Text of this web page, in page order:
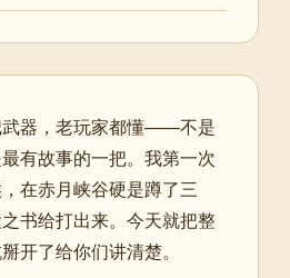
武器，老玩家都懂——不是
有故事的一把。我第一次
在赤月峡谷硬是蹲了三
书给打出来。今天就把整
开了给你们讲清楚。